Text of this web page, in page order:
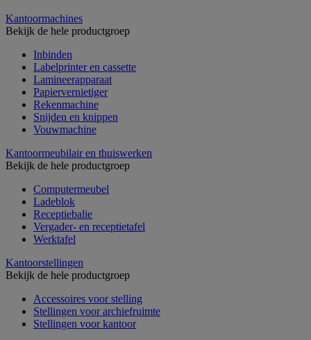
Kantoormachines
Bekijk de hele productgroep
Inbinden
Labelprinter en cassette
Lamineerapparaat
Papiervernietiger
Rekenmachine
Snijden en knippen
Vouwmachine
Kantoormeubilair en thuiswerken
Bekijk de hele productgroep
Computermeubel
Ladeblok
Receptiebalie
Vergader- en receptietafel
Werktafel
Kantoorstellingen
Bekijk de hele productgroep
Accessoires voor stelling
Stellingen voor archiefruimte
Stellingen voor kantoor